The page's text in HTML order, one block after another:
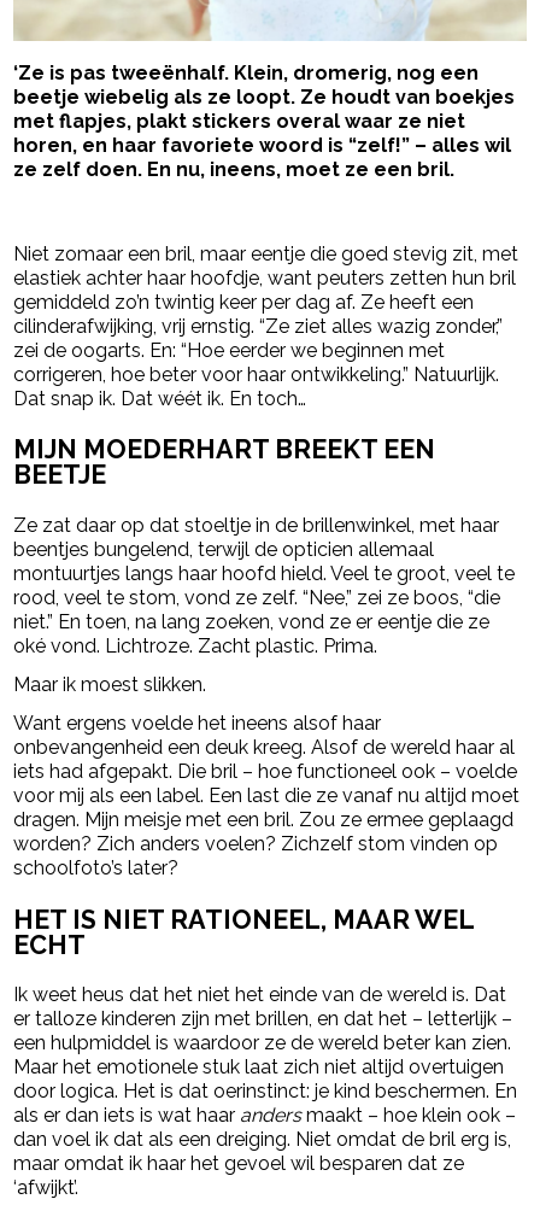
‘Ze is pas tweeënhalf. Klein, dromerig, nog een
beetje wiebelig als ze loopt. Ze houdt van boekjes
met flapjes, plakt stickers overal waar ze niet
horen, en haar favoriete woord is “zelf!” – alles wil
ze zelf doen. En nu, ineens, moet ze een bril.
Niet zomaar een bril, maar eentje die goed stevig zit, met
elastiek achter haar hoofdje, want peuters zetten hun bril
gemiddeld zo’n twintig keer per dag af. Ze heeft een
cilinderafwijking, vrij ernstig. “Ze ziet alles wazig zonder,”
zei de oogarts. En: “Hoe eerder we beginnen met
corrigeren, hoe beter voor haar ontwikkeling.” Natuurlijk.
Dat snap ik. Dat wéét ik. En toch…
MIJN MOEDERHART BREEKT EEN
BEETJE
Ze zat daar op dat stoeltje in de brillenwinkel, met haar
beentjes bungelend, terwijl de opticien allemaal
montuurtjes langs haar hoofd hield. Veel te groot, veel te
rood, veel te stom, vond ze zelf. “Nee,” zei ze boos, “die
niet.” En toen, na lang zoeken, vond ze er eentje die ze
oké vond. Lichtroze. Zacht plastic. Prima.
Maar ik moest slikken.
Want ergens voelde het ineens alsof haar
onbevangenheid een deuk kreeg. Alsof de wereld haar al
iets had afgepakt. Die bril – hoe functioneel ook – voelde
voor mij als een label. Een last die ze vanaf nu altijd moet
dragen. Mijn meisje met een bril. Zou ze ermee geplaagd
worden? Zich anders voelen? Zichzelf stom vinden op
schoolfoto’s later?
HET IS NIET RATIONEEL, MAAR WEL
ECHT
Ik weet heus dat het niet het einde van de wereld is. Dat
er talloze kinderen zijn met brillen, en dat het – letterlijk –
een hulpmiddel is waardoor ze de wereld beter kan zien.
Maar het emotionele stuk laat zich niet altijd overtuigen
door logica. Het is dat oerinstinct: je kind beschermen. En
als er dan iets is wat haar andersmaakt – hoe klein ook –
dan voel ik dat als een dreiging. Niet omdat de bril erg is,
maar omdat ik haar het gevoel wil besparen dat ze
‘afwijkt’.